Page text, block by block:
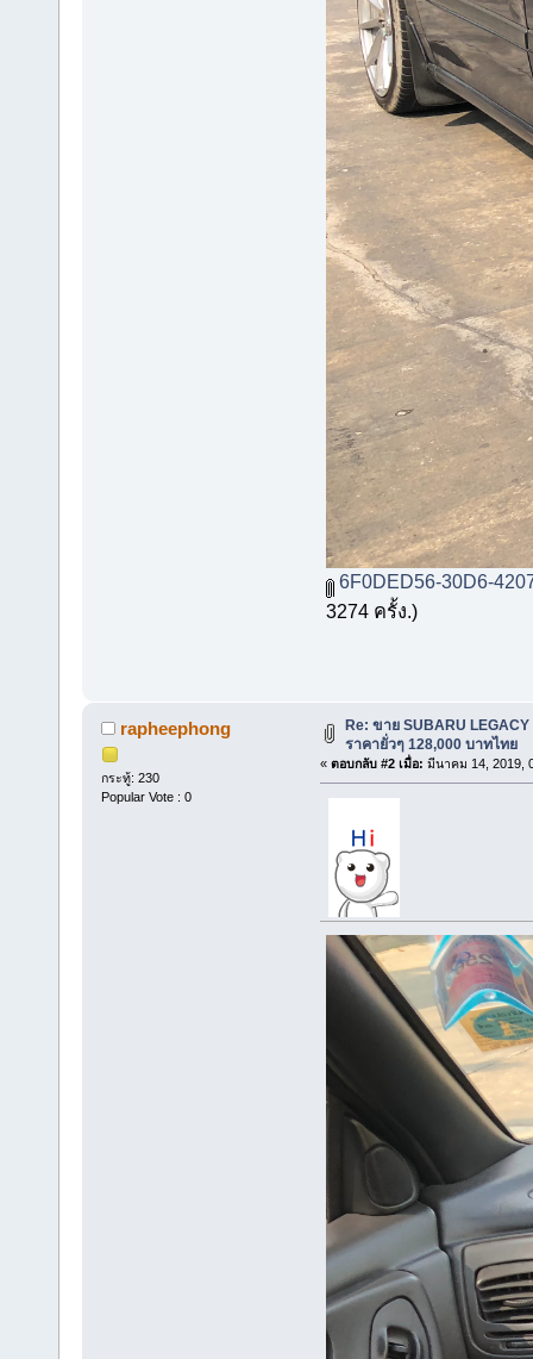
6F0DED56-30D6-
3274 ครั้ง.)
rapheephong
กระทู้: 230
Popular Vote : 0
Re: ขาย SUBARU
ราคายั่วๆ 128,000 บาทไทย
« ตอบกลับ #2 เมื่อ: มีนาคม 14, 2019,